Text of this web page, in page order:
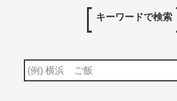
キーワードで検索